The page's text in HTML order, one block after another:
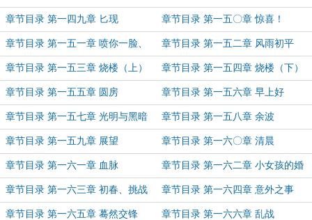
章节目录 第一四九章 匕现 章节目录 第一五〇章 惊喜！
章节目录 第一五一章 喷你一脸、
以及名人
章节目录 第一五二章 风雨初平
章节目录 第一五三章 烧楼（上） 章节目录 第一五四章 烧楼（下）
章节目录 第一五五章 圆房 章节目录 第一五六章 早上好
章节目录 第一五七章 光明与黑暗 章节目录 第一五八章 余波
章节目录 第一五九章 展望 章节目录 第一六〇章 清晨
章节目录 第一六一章 血脉 章节目录 第一六二章 小女孩的婚
前焦虑综合症
章节目录 第一六三章 初春、挑战 章节目录 第一六四章 意外之事
章节目录 第一六五章 蓦然交锋 章节目录 第一六六章 乱战